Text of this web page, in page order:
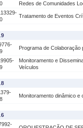
Redes de Comunidades
Tratamento de Eventos
Programa de
Monitoramento e
Veículos
Monitoramento dinâmico